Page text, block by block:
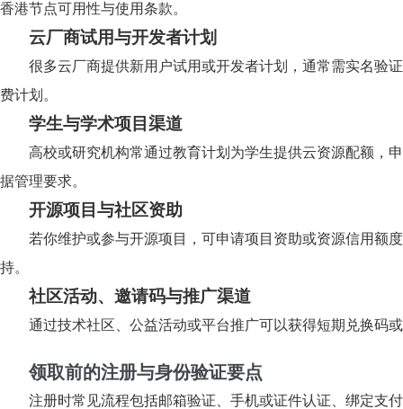
香港节点可用性与使用条款。
云厂商试用与开发者计划
很多云厂商提供新用户试用或开发者计划，通常需实名验
费计划。
学生与学术项目渠道
高校或研究机构常通过教育计划为学生提供云资源配额，
据管理要求。
开源项目与社区资助
若你维护或参与开源项目，可申请项目资助或资源信用额
持。
社区活动、邀请码与推广渠道
通过技术社区、公益活动或平台推广可以获得短期兑换码
领取前的注册与身份验证要点
注册时常见流程包括邮箱验证、手机或证件认证、绑定支